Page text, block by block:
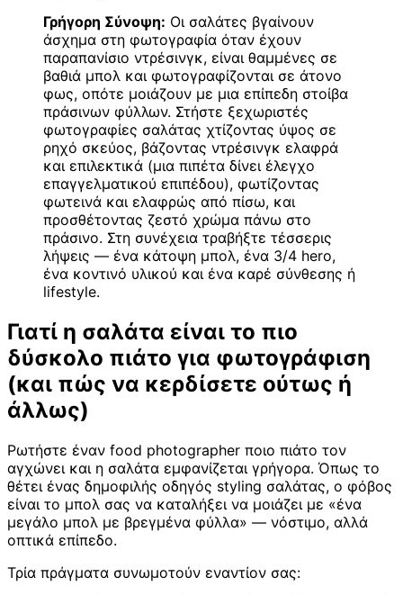
Γρήγορη Σύνοψη: Οι σαλάτες βγαίνουν
άσχημα στη φωτογραφία όταν έχουν
παραπανίσιο ντρέσινγκ, είναι θαμμένες σε
βαθιά μπολ και φωτογραφίζονται σε άτονο
φως, οπότε μοιάζουν με μια επίπεδη στοίβα
πράσινων φύλλων. Στήστε ξεχωριστές
φωτογραφίες σαλάτας χτίζοντας ύψος σε
ρηχό σκεύος, βάζοντας ντρέσινγκ ελαφρά
και επιλεκτικά (μια πιπέτα δίνει έλεγχο
επαγγελματικού επιπέδου), φωτίζοντας
φωτεινά και ελαφρώς από πίσω, και
προσθέτοντας ζεστό χρώμα πάνω στο
πράσινο. Στη συνέχεια τραβήξτε τέσσερις
λήψεις — ένα κάτοψη μπολ, ένα 3/4 hero,
ένα κοντινό υλικού και ένα καρέ σύνθεσης ή
lifestyle.
Γιατί η σαλάτα είναι το πιο
δύσκολο πιάτο για φωτογράφιση
(και πώς να κερδίσετε ούτως ή
άλλως)
Ρωτήστε έναν food photographer ποιο πιάτο τον
αγχώνει και η σαλάτα εμφανίζεται γρήγορα. Όπως το
θέτει ένας δημοφιλής οδηγός styling σαλάτας, ο φόβος
είναι το μπολ σας να καταλήξει να μοιάζει με «ένα
μεγάλο μπολ με βρεγμένα φύλλα» — νόστιμο, αλλά
οπτικά επίπεδο.
Τρία πράγματα συνωμοτούν εναντίον σας: